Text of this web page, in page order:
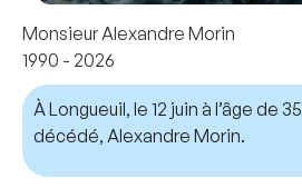
Monsieur Alexandre Morin
1990 - 2026
À Longueuil, le 12 juin à l’âge de
décédé, Alexandre Morin.